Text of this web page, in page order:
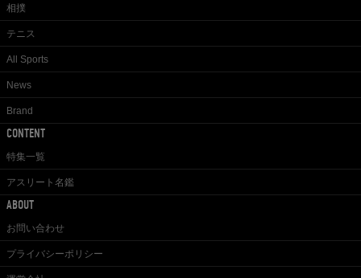
相撲
テニス
All Sports
News
Brand
CONTENT
特集一覧
アスリート名鑑
ABOUT
お問い合わせ
プライバシーポリシー